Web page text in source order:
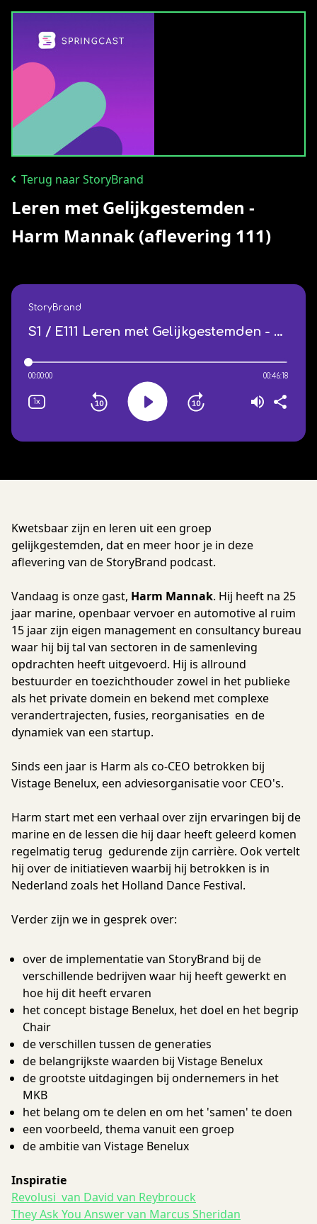
Terug naar StoryBrand
Leren met Gelijkgestemden -
Harm Mannak (aflevering 111)
Kwetsbaar zijn en leren uit een groep
gelijkgestemden, dat en meer hoor je in deze
aflevering van de StoryBrand podcast.
Vandaag is onze gast, Harm Mannak. Hij heeft na 25
jaar marine, openbaar vervoer en automotive al ruim
15 jaar zijn eigen management en consultancy bureau
waar hij bij tal van sectoren in de samenleving
opdrachten heeft uitgevoerd. Hij is allround
bestuurder en toezichthouder zowel in het publieke
als het private domein en bekend met complexe
verandertrajecten, fusies, reorganisaties en de
dynamiek van een startup.
Sinds een jaar is Harm als co-CEO betrokken bij
Vistage Benelux, een adviesorganisatie voor CEO's.
Harm start met een verhaal over zijn ervaringen bij de
marine en de lessen die hij daar heeft geleerd komen
regelmatig terug gedurende zijn carrière. Ook vertelt
hij over de initiatieven waarbij hij betrokken is in
Nederland zoals het Holland Dance Festival.
Verder zijn we in gesprek over:
over de implementatie van StoryBrand bij de
verschillende bedrijven waar hij heeft gewerkt en
hoe hij dit heeft ervaren
het concept bistage Benelux, het doel en het begrip
Chair
de verschillen tussen de generaties
de belangrijkste waarden bij Vistage Benelux
de grootste uitdagingen bij ondernemers in het
MKB
het belang om te delen en om het 'samen' te doen
een voorbeeld, thema vanuit een groep
de ambitie van Vistage Benelux
Inspiratie
Revolusi van David van Reybrouck
They Ask You Answer van Marcus Sheridan